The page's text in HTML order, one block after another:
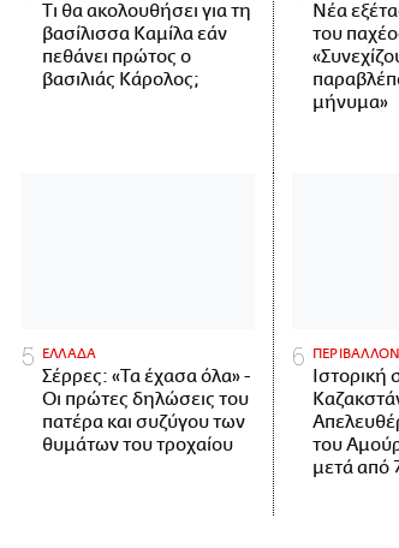
Τι θα ακολουθήσει για τη
βασίλισσα Καμίλα εάν
πεθάνει πρώτος ο
βασιλιάς Κάρολος;
Νέα
του
μήνυμα»
ΕΛΛΑΔΑ
Σέρρες: «Τα έχασα όλα» -
Οι πρώτες δηλώσεις του
πατέρα και συζύγου των
θυμάτων του τροχαίου
ΠΕΡΙΒΑΛΛΟΝ
Ιστορική
του
μετά από